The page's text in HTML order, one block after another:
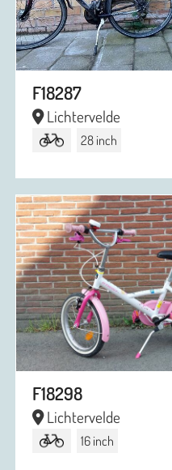
F18287
Lichtervelde
28 inch
F18298
Lichtervelde
16 inch